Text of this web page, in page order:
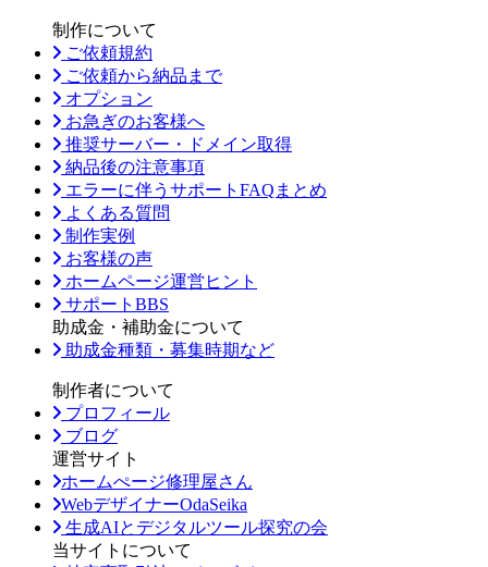
制作について
ご依頼規約
ご依頼から納品まで
オプション
お急ぎのお客様へ
推奨サーバー・ドメイン取得
納品後の注意事項
エラーに伴うサポートFAQまとめ
よくある質問
制作実例
お客様の声
ホームページ運営ヒント
サポートBBS
助成金・補助金について
助成金種類・募集時期など
制作者について
プロフィール
ブログ
運営サイト
ホームぺージ修理屋さん
WebデザイナーOdaSeika
生成AIとデジタルツール探究の会
当サイトについて